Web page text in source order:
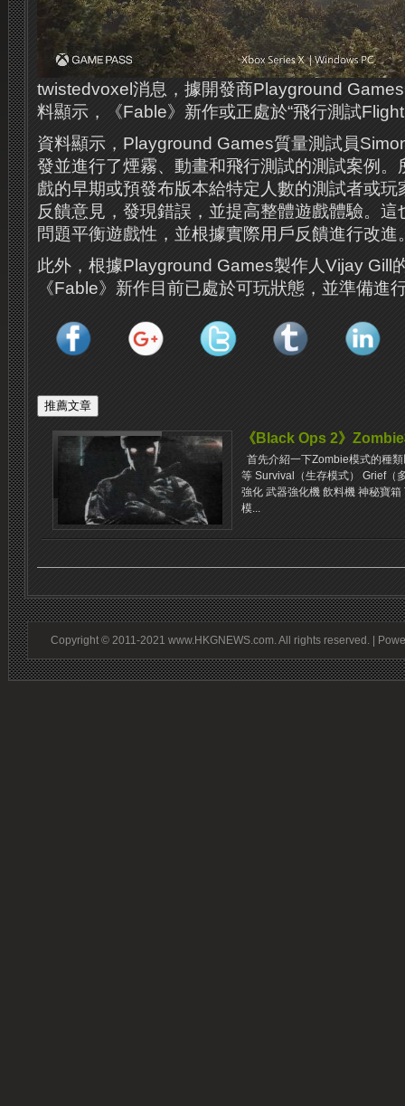
twistedvoxel消息，據開發商Playground
料顯示，《Fable》新作或正處於“飛行測試
資料顯示，Playground Games質量測試員
發並進行了煙霧、動畫和飛行測試的測試案例。
戲的早期或預發布版本給特定人數的測試者或
反饋意見，發現錯誤，並提高整體遊戲體驗。
問題平衡遊戲性，並根據實際用戶反饋進行改進
此外，根據Playground Games製作人Vijay Gill
《Fable》新作目前已處於可玩狀態，並準備進
《Black Ops 2》
首先介紹一下Zombie模式的種
等 Survival（生存模式） Grief（
強化 武器強化機 飲料機 神秘寶
模...
Copyright © 2011-2021 www.HKGNEWS.com. All rights reserved. |